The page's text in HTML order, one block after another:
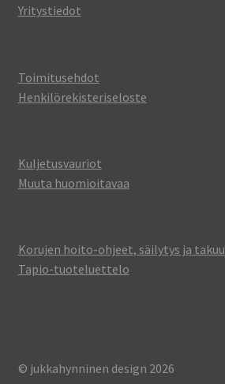
Yritystiedot
Toimitusehdot
Henkilörekisteriseloste
Kuljetusvauriot
Muuta huomioitavaa
Korujen hoito-ohjeet, säilytys ja takuu
Tapio-tuoteluettelo
© jukkahynninen design 2026